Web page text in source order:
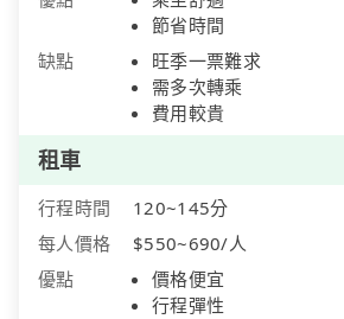
節省時間
缺點
旺季一票難求
需多次轉乘
費用較貴
租車
行程時間
120~145分
每人價格
$550~690/人
優點
價格便宜
行程彈性